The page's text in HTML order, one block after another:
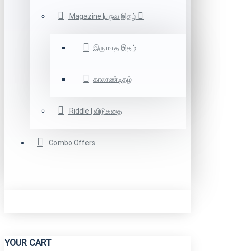
Magazine |பருவ இதழ்
இரு மாத இதழ்
காலாண்டிதழ்
Riddle | விடுகதை
Combo Offers
YOUR CART